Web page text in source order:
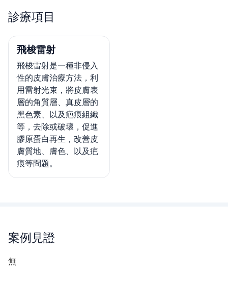
診療項目
飛梭雷射
飛梭雷射是一種非侵入
性的皮膚治療方法，利
用雷射光束，將皮膚表
層的角質層、真皮層的
黑色素、以及疤痕組織
等，去除或破壞，促進
膠原蛋白再生，改善皮
膚質地、膚色、以及疤
痕等問題。
案例見證
無